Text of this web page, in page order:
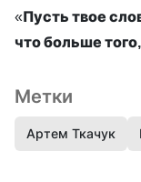
«Пусть твое
что больше
Метки
Артем Ткачук